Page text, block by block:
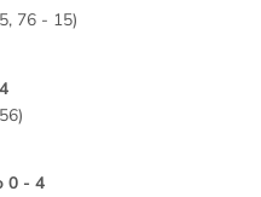
76 - 15)
0 - 4